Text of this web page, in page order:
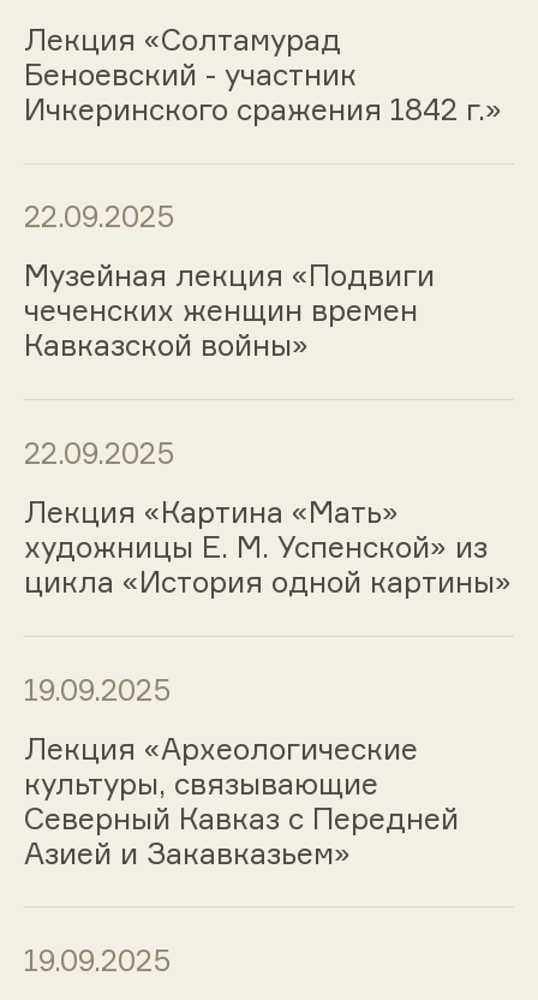
Лекция «Солтамурад
Беноевский - участник
Ичкеринского сражения 1842 г.»
22.09.2025
Музейная лекция «Подвиги
чеченских женщин времен
Кавказской войны»
22.09.2025
Лекция «Картина «Мать»
художницы Е. М. Успенской» из
цикла «История одной картины»
19.09.2025
Лекция «Археологические
культуры, связывающие
Северный Кавказ с Передней
Азией и Закавказьем»
19.09.2025